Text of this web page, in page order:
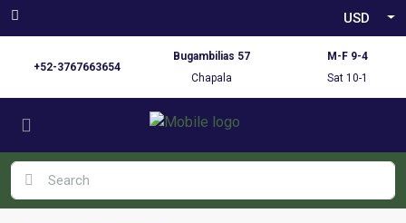
USD
+52-3767663654
Bugambilias 57
Chapala
M-F 9-4
Sat 10-1